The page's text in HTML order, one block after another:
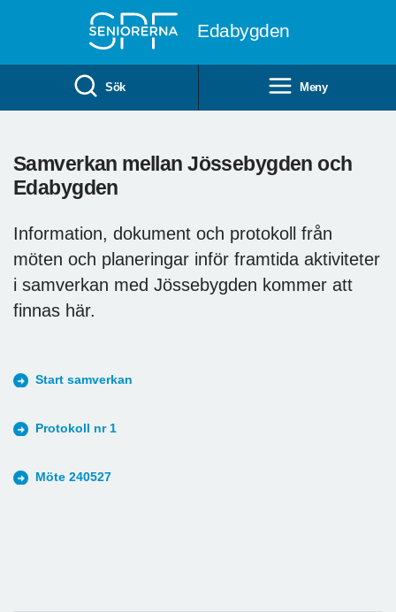
Edabygden
Sök Meny
Samverkan mellan Jössebygden och
Edabygden
Information, dokument och protokoll från
möten och planeringar inför framtida aktiviteter
i samverkan med Jössebygden kommer att
finnas här.
Start samverkan
Protokoll nr 1
Möte 240527